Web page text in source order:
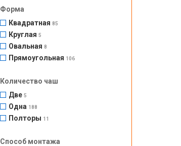
Форма
Квадратная85
Круглая5
Овальная8
Прямоугольная 106
Количество чаш
Две5
Одна 188
Полторы 11
Способ монтажа